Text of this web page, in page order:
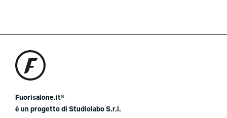
Fuorisalone.it®
è un progetto di Studiolabo S.r.l.